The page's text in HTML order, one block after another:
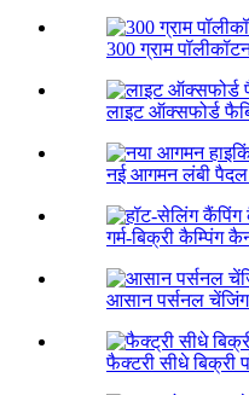
300 ग्राम
लाइट ऑक्सफोर्ड
नई आगमन लंबी पैदल
गर्म-बिक्री कैम्पिंग
आसान पर्सनल
फैक्टरी सीधे बिक्री